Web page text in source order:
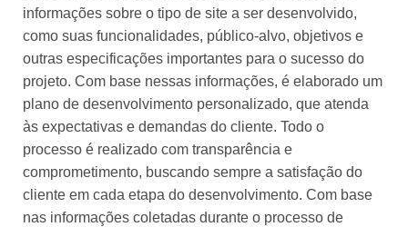
informações sobre o tipo de site a ser desenvolvido,
como suas funcionalidades, público-alvo, objetivos e
outras especificações importantes para o sucesso do
projeto. Com base nessas informações, é elaborado um
plano de desenvolvimento personalizado, que atenda
às expectativas e demandas do cliente. Todo o
processo é realizado com transparência e
comprometimento, buscando sempre a satisfação do
cliente em cada etapa do desenvolvimento. Com base
nas informações coletadas durante o processo de